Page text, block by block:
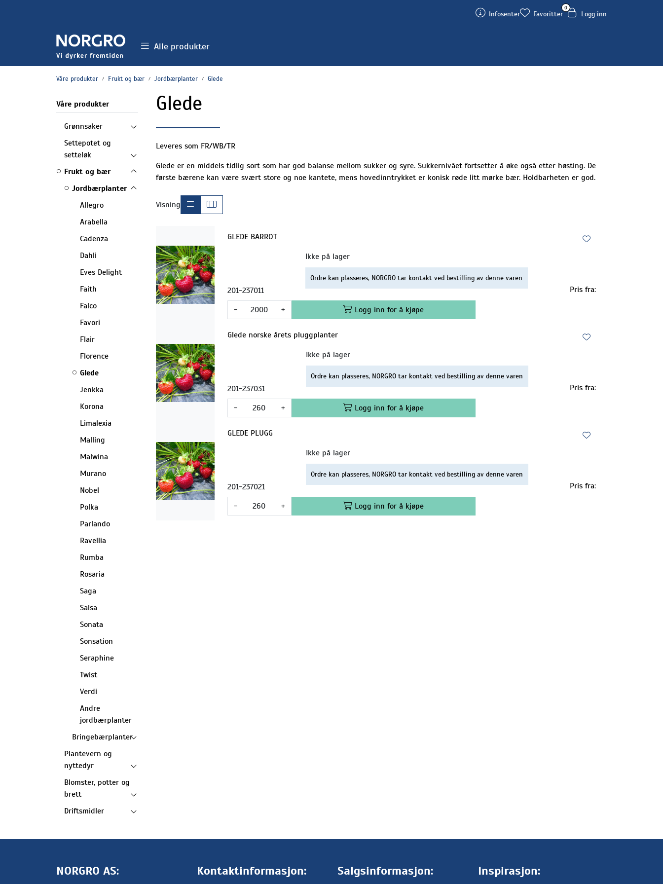
Infosenter
0
Favoritter Logg inn
Alle produkter
Våre produkter Frukt og bær Jordbærplanter Glede
Våre produkter
Grønnsaker
Settepotet og
setteløk
Frukt og bær
Jordbærplanter
Allegro
Arabella
Cadenza
Dahli
Eves Delight
Faith
Falco
Favori
Flair
Florence
Glede
Jenkka
Korona
Limalexia
Malling
Malwina
Murano
Nobel
Polka
Parlando
Ravellia
Rumba
Rosaria
Saga
Salsa
Sonata
Sonsation
Seraphine
Twist
Verdi
Andre
jordbærplanter
Bringebærplanter
Plantevern og
nyttedyr
Blomster, potter og
brett
Driftsmidler
Glede
Leveres som FR/WB/TR
Glede er en middels tidlig sort som har god balanse mellom sukker og syre. Sukkernivået fortsetter å øke også etter høsting. De
første bærene kan være svært store og noe kantete, mens hovedinntrykket er konisk røde litt mørke bær. Holdbarheten er god.
Visning
GLEDE BARROT
201-237011
Ikke på lager
Ordre kan plasseres, NORGRO tar kontakt ved bestilling av denne varen
Pris fra:
- + Logg inn for å kjøpe
Glede norske årets pluggplanter
201-237031
Ikke på lager
Ordre kan plasseres, NORGRO tar kontakt ved bestilling av denne varen
Pris fra:
- + Logg inn for å kjøpe
GLEDE PLUGG
201-237021
Ikke på lager
Ordre kan plasseres, NORGRO tar kontakt ved bestilling av denne varen
Pris fra:
- + Logg inn for å kjøpe
NORGRO AS: Kontaktinformasjon: Salgsinformasjon: Inspirasjon: